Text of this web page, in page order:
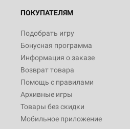
2+ 60+ 12+
Aeldari: Guardians (2022)
7 990 ₽
Уведомить о наличии
ПОКУПАТЕЛЯМ
Подобрать игру
Бонусная программа
Информация о заказе
Возврат товара
Помощь с правилами
Архивные игры
Товары без скидки
Мобильное приложение